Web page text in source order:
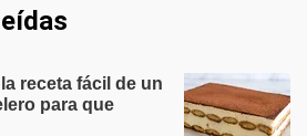
receta fácil de un
para que